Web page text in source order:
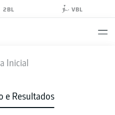
2BL VBL
Inicial
e Resultados
TSG